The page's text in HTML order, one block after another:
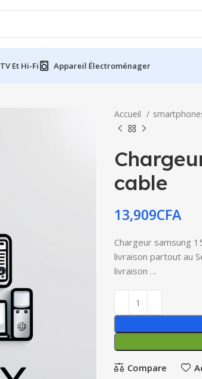
TV Et Hi-Fi Appareil Électroménager
Accueil
cable
13,909CFA
Chargeur samsung
livraison partout au
livraison …
Compare